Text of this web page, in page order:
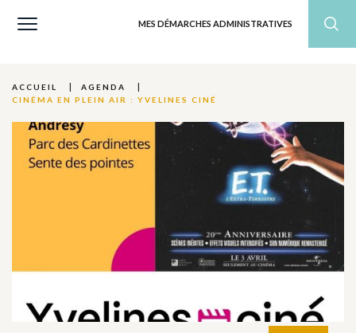
MES DÉMARCHES ADMINISTRATIVES
ACCUEIL
AGENDA
CINÉMA EN PLEIN AIR : YVELINES CINÉ